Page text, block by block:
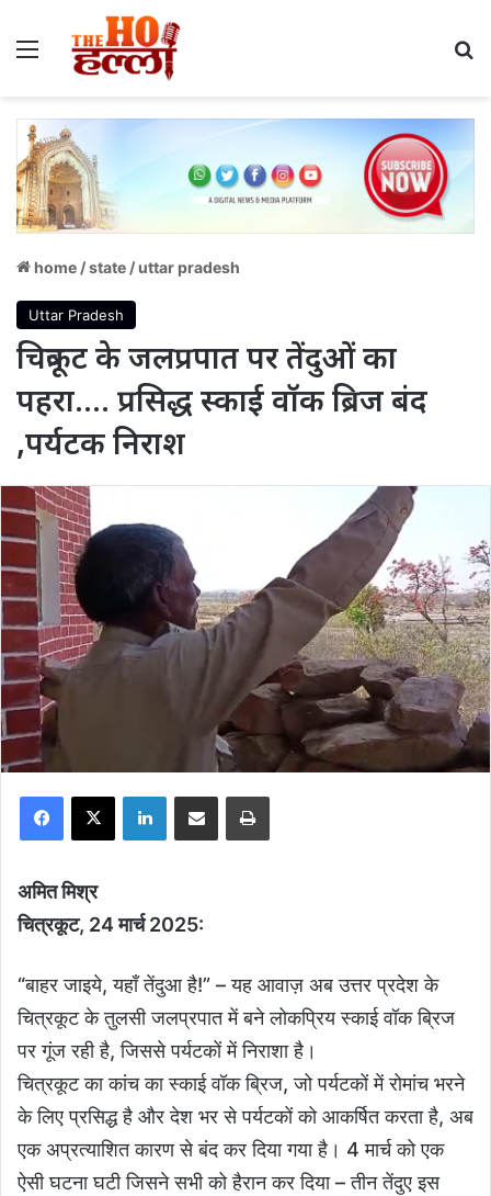
Menu
home /state /uttar pradesh
Uttar Pradesh
चित्रकूट के जलप्रपात पर तेंदुओं का
पहरा…. प्रसिद्ध स्काई वॉक ब्रिज बंद
,पर्यटक निराश
Facebook
X LinkedInShare via Email Print
अमित मिश्र
चित्रकूट, 24 मार्च 2025:
“बाहर जाइये, यहाँ तेंदुआ है!” – यह आवाज़ अब उत्तर प्रदेश के
चित्रकूट के तुलसी जलप्रपात में बने लोकप्रिय स्काई वॉक ब्रिज
पर गूंज रही है, जिससे पर्यटकों में निराशा है।
चित्रकूट का कांच का स्काई वॉक ब्रिज, जो पर्यटकों में रोमांच भरने
के लिए प्रसिद्ध है और देश भर से पर्यटकों को आकर्षित करता है, अब
एक अप्रत्याशित कारण से बंद कर दिया गया है। 4 मार्च को एक
ऐसी घटना घटी जिसने सभी को हैरान कर दिया – तीन तेंदुए इस